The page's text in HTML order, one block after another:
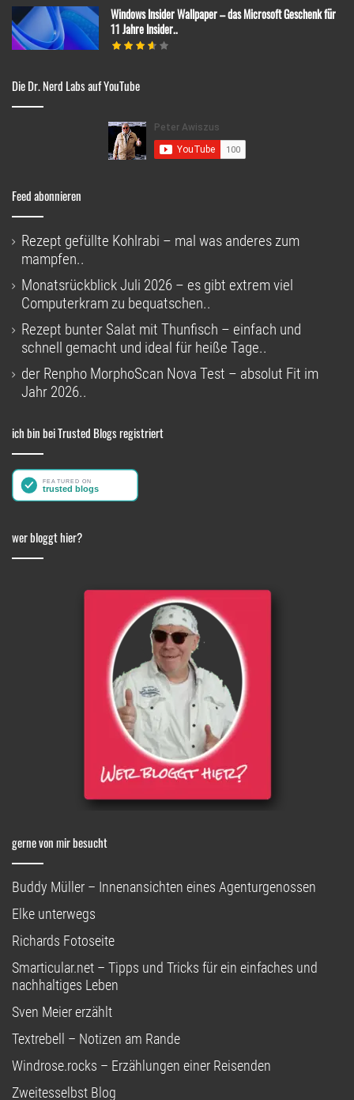
Windows Insider Wallpaper – das Microsoft Geschenk für
11 Jahre Insider..
Die Dr. Nerd Labs auf YouTube
Feed abonnieren
Rezept gefüllte Kohlrabi – mal was anderes zum
mampfen..
Monatsrückblick Juli 2026 – es gibt extrem viel
Computerkram zu bequatschen..
Rezept bunter Salat mit Thunfisch – einfach und
schnell gemacht und ideal für heiße Tage..
der Renpho MorphoScan Nova Test – absolut Fit im
Jahr 2026..
ich bin bei Trusted Blogs registriert
wer bloggt hier?
gerne von mir besucht
Buddy Müller – Innenansichten eines Agenturgenossen
Elke unterwegs
Richards Fotoseite
Smarticular.net – Tipps und Tricks für ein einfaches und
nachhaltiges Leben
Sven Meier erzählt
Textrebell – Notizen am Rande
Windrose.rocks – Erzählungen einer Reisenden
Zweitesselbst Blog